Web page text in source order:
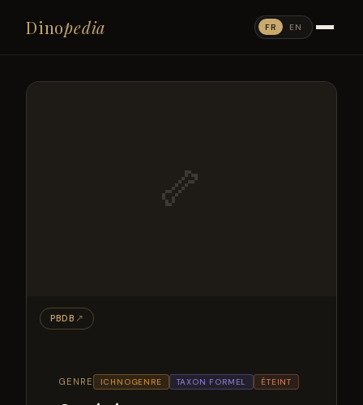
Dinopedia FR EN
GENRE ICHNOGENRE TAXON FORMEL ÉTEINT
🦴
PBDB ↗